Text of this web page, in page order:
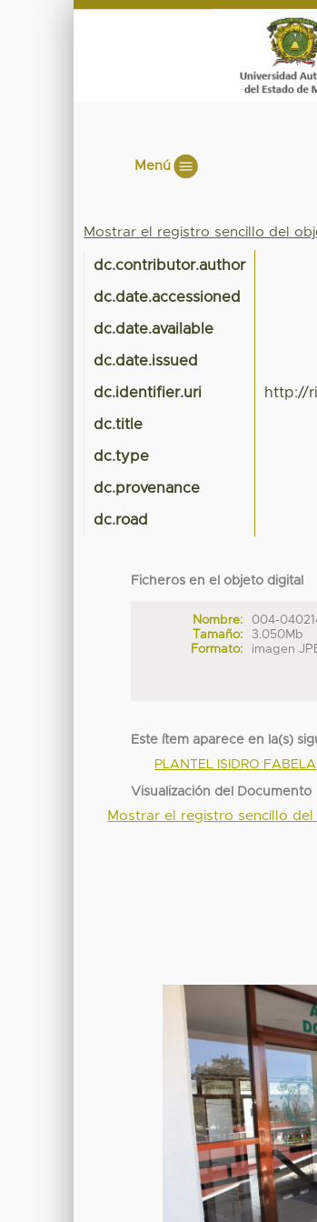
Menú
Mostrar el registro sencillo del
dc.contributor.author
dc.date.accessioned
dc.date.available
dc.date.issued
dc.identifier.uri http://
dc.title
dc.type
dc.provenance
dc.road
Ficheros en el objeto digital
Nombre:
004-
Tamaño:
3.050Mb
Formato:
imagen
Este ítem aparece en la(s)
PLANTEL ISIDRO FABELA
Visualización del Documento
Mostrar el registro sencillo del